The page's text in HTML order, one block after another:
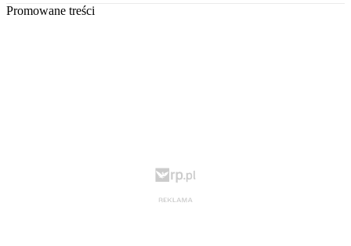
Promowane treści